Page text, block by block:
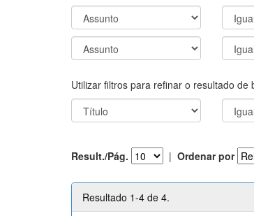
Utilizar filtros para refinar o resultado de
Result./Pág. | Ordenar por
Resultado 1-4 de 4.